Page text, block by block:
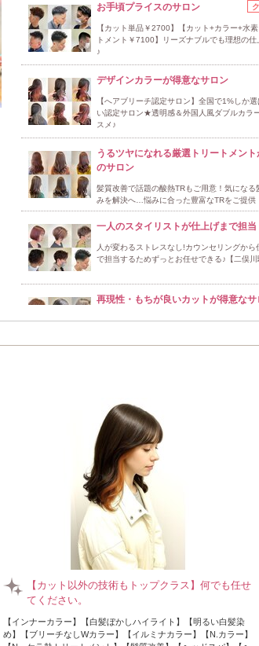
お手頃プライスのサロン
【カット単品￥2700】【カット+カラー+水
トメント￥7100】リーズナブルでも理想の仕
♪
デザインカラーが得意なサロン
【へアブリーチ認定サロン】全国で1%しか
い認定サロン★透明感＆外国人風ダブルカラ
スメ♪
うるツヤになれる厳選トリートメント
のサロン
髪質改善で話題の酸熱TRもご用意！気になる
みを解決へ…悩みに合った豊富なTRをご提供
一人のスタイリストが仕上げまで担当
人が変わるストレスなし!カウンセリングから
で担当するためずっとお任せできる♪【二俣川
再現性・もちが良いカットが得意なサ
３６０度どこから見ても納得♪お気に入りの
【カット以外の技術もトップクラス】何でも任せ
てください。
【インナーカラー】【白髪ぼかしハイライト】【明るい白髪染
め】【ブリーチなしWカラー】【イルミナカラー】【N.カラー】